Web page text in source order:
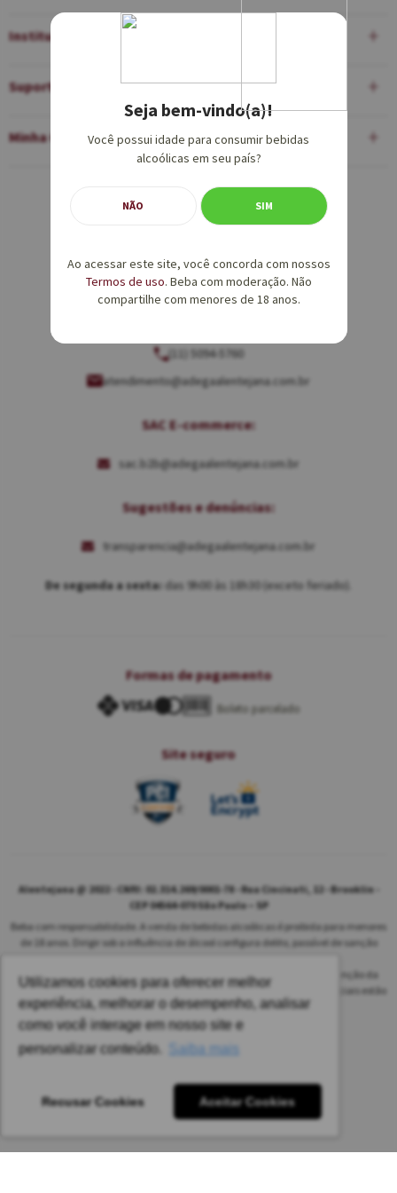
Utilizamos cookies para oferecer melhor
experiência, melhorar o desempenho, analisar
como você interage em nosso site e
personalizar conteúdo.
Saiba mais
Recusar Cookies Aceitar Cookies
Institucional
Suporte
Minha Conta
Equipe de Vendas:
vendas@adegaalentejana.com.br
(11) 5094-5760
atendimento@adegaalentejana.com.br
SAC E-commerce:
sac.b2b@adegaalentejana.com.br
Sugestões e denúncias:
transparencia@adegaalentejana.com.br
De segunda a sexta: das 9h00 às 18h30 (exceto feriado).
Formas de pagamento
Boleto parcelado
Site seguro
Alentejana @ 2022 - CNPJ: 02.314.269/0001-78 - Rua Cincinati, 12 - Brooklin -
CEP 04564-070 São Paulo – SP
Beba com responsabilidade. A venda de bebidas alcoólicas é proibida para menores
de 18 anos. Dirigir sob a influência de álcool configura delito, passível de sanção
As safras dos vinhos poderão ser diferentes das informadas no site em função da
disponibilidade do nosso estoque. Alteração de preços e condições comerciais estão
sujeitas a alteração sem aviso prévio.
Pedido mínimo: R$ 1.650,00 para todas as regiões.
Imagens meramente ilustrativas.
Seja bem-vindo(a)!
Você possui idade para consumir bebidas
alcoólicas em seu país?
NÃO SIM
Ao acessar este site, você concorda com nossos
Termos de uso. Beba com moderação. Não
compartilhe com menores de 18 anos.